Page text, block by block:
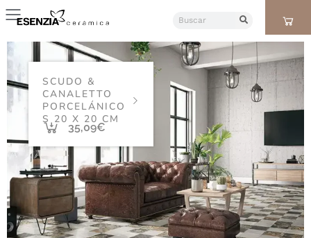
SCUDO &
CANALETTO
PORCELÁNICO
S 20 X 20 CM
35,09€